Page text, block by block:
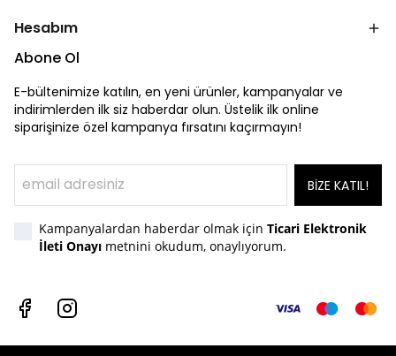
Hesabım
Abone Ol
E-bültenimize katılın, en yeni ürünler, kampanyalar ve
indirimlerden ilk siz haberdar olun. Üstelik ilk online
siparişinize özel kampanya fırsatını kaçırmayın!
BİZE KATIL!
Kampanyalardan haberdar olmak için Ticari Elektronik
İleti Onayı metnini okudum, onaylıyorum.